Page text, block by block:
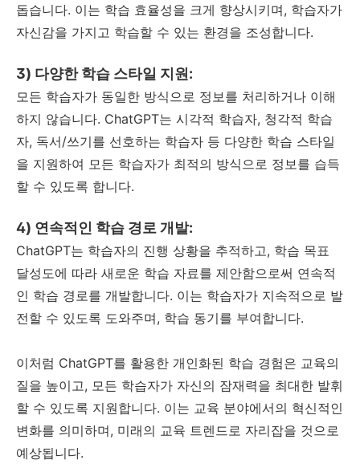
돕습니다. 이는 학습 효율성을 크게 향상시키며, 학습자가
자신감을 가지고 학습할 수 있는 환경을 조성합니다.
3) 다양한 학습 스타일 지원:
모든 학습자가 동일한 방식으로 정보를 처리하거나 이해
하지 않습니다. ChatGPT는 시각적 학습자, 청각적 학습
자, 독서/쓰기를 선호하는 학습자 등 다양한 학습 스타일
을 지원하여 모든 학습자가 최적의 방식으로 정보를 습득
할 수 있도록 합니다.
4) 연속적인 학습 경로 개발:
ChatGPT는 학습자의 진행 상황을 추적하고, 학습 목표
달성도에 따라 새로운 학습 자료를 제안함으로써 연속적
인 학습 경로를 개발합니다. 이는 학습자가 지속적으로 발
전할 수 있도록 도와주며, 학습 동기를 부여합니다.
이처럼 ChatGPT를 활용한 개인화된 학습 경험은 교육의
질을 높이고, 모든 학습자가 자신의 잠재력을 최대한 발휘
할 수 있도록 지원합니다. 이는 교육 분야에서의 혁신적인
변화를 의미하며, 미래의 교육 트렌드로 자리잡을 것으로
예상됩니다.